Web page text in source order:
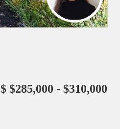
$ $285,000 - $310,000